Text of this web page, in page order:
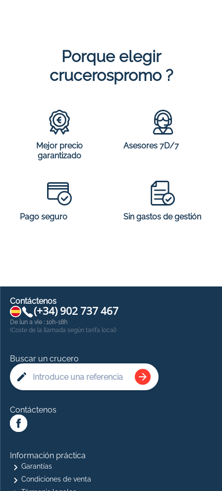
Porque elegir
crucerospromo ?
Mejor precio
garantizado
Asesores 7D/7
Pago seguro Sin gastos de gestión
Contáctenos
(+34) 902 737 467
De lun a vie : 10h-18h
(Coste de la llamada según tarifa local)
Buscar un crucero
Contáctenos
Información práctica
Garantías
Condiciones de venta